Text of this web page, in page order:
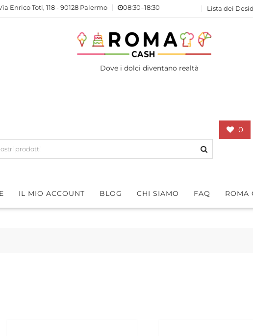
Enrico Toti, 118 - 90128 Palermo 08:30–18:30 Lista dei
Dove i dolci diventano realtà
0
IL MIO ACCOUNT BLOG CHI SIAMO FAQ ROMA